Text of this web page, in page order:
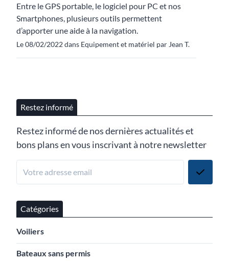
Entre le GPS portable, le logiciel pour PC et nos
Smartphones, plusieurs outils permettent
d’apporter une aide à la navigation.
Le 08/02/2022 dans Equipement et matériel par Jean T.
Restez informé
Restez informé de nos dernières actualités et
bons plans en vous inscrivant à notre newsletter
Catégories
Voiliers
Bateaux sans permis